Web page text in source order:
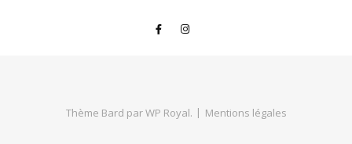
Thème Bard parWP Royal. Mentions légales